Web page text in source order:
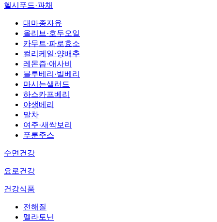
헬시푸드·과채
대마종자유
올리브·호두오일
카무트·파로효소
컬리케일·양배추
레몬즙·애사비
블루베리·빌베리
마시는샐러드
하스카프베리
야생베리
말차
여주·새싹보리
푸룬주스
수면건강
요로건강
건강식품
전해질
멜라토닌